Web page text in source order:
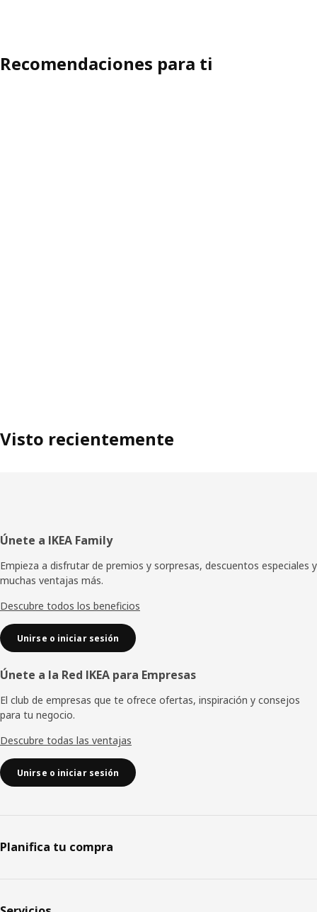
Recomendaciones para ti
Visto recientemente
Pie
de
página
Únete a IKEA Family
Empieza a disfrutar de premios y sorpresas, descuentos especiales y
muchas ventajas más.
Descubre todos los beneficios
Unirse o iniciar sesión
Únete a la Red IKEA para Empresas
El club de empresas que te ofrece ofertas, inspiración y consejos
para tu negocio.
Descubre todas las ventajas
Unirse o iniciar sesión
Planifica tu compra